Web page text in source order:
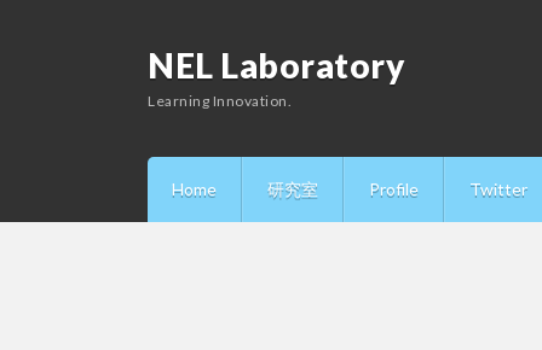
NEL Laboratory
Learning Innovation.
Home 研究室 Profile Twitter